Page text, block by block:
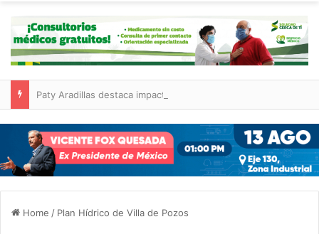
Home / Plan Hídrico de Villa de Pozos